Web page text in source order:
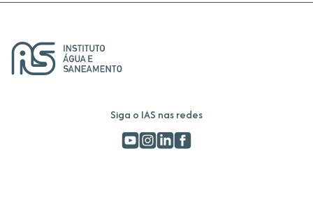
Siga o IAS nas redes